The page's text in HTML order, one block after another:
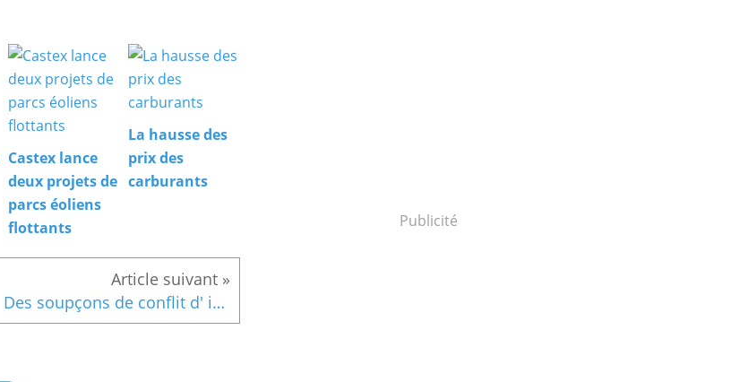
Castex lance
deux projets de
parcs éoliens
flottants
La hausse des
prix des
carburants
Des soupçons de conflit d' intérêt pour Dupond-Moretti
Publicité